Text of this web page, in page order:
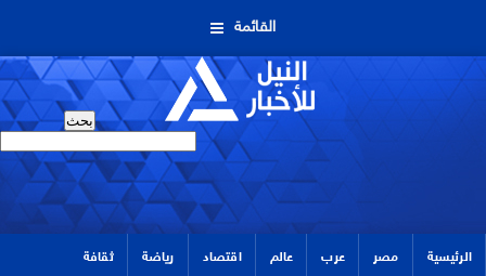
القائمة
الرئيسية مصر عرب عالم اقتصاد رياضة ثقافة